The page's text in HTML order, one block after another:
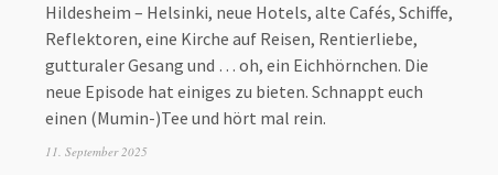
zu
regeln.
Hildesheim – Helsinki, neue Hotels, alte Cafés, Schiffe,
Reflektoren, eine Kirche auf Reisen, Rentierliebe,
gutturaler Gesang und … oh, ein Eichhörnchen. Die
neue Episode hat einiges zu bieten. Schnappt euch
einen (Mumin-)Tee und hört mal rein.
11. September 2025